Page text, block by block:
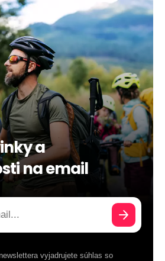
a
na email
vyjadrujete súhlas so